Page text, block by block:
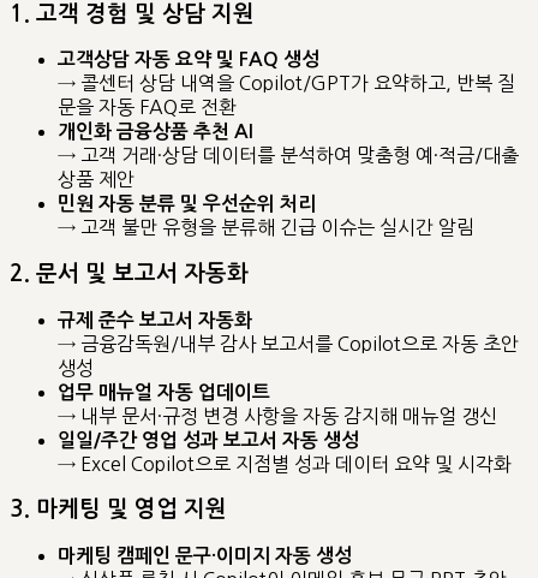
1. 고객 경험 및 상담 지원
고객상담 자동 요약 및 FAQ 생성
→ 콜센터 상담 내역을 Copilot/GPT가 요약하고, 반복 질
문을 자동 FAQ로 전환
개인화 금융상품 추천 AI
→ 고객 거래·상담 데이터를 분석하여 맞춤형 예·적금/대출
상품 제안
민원 자동 분류 및 우선순위 처리
→ 고객 불만 유형을 분류해 긴급 이슈는 실시간 알림
2. 문서 및 보고서 자동화
규제 준수 보고서 자동화
→ 금융감독원/내부 감사 보고서를 Copilot으로 자동 초안
생성
업무 매뉴얼 자동 업데이트
→ 내부 문서·규정 변경 사항을 자동 감지해 매뉴얼 갱신
일일/주간 영업 성과 보고서 자동 생성
→ Excel Copilot으로 지점별 성과 데이터 요약 및 시각화
3. 마케팅 및 영업 지원
마케팅 캠페인 문구·이미지 자동 생성